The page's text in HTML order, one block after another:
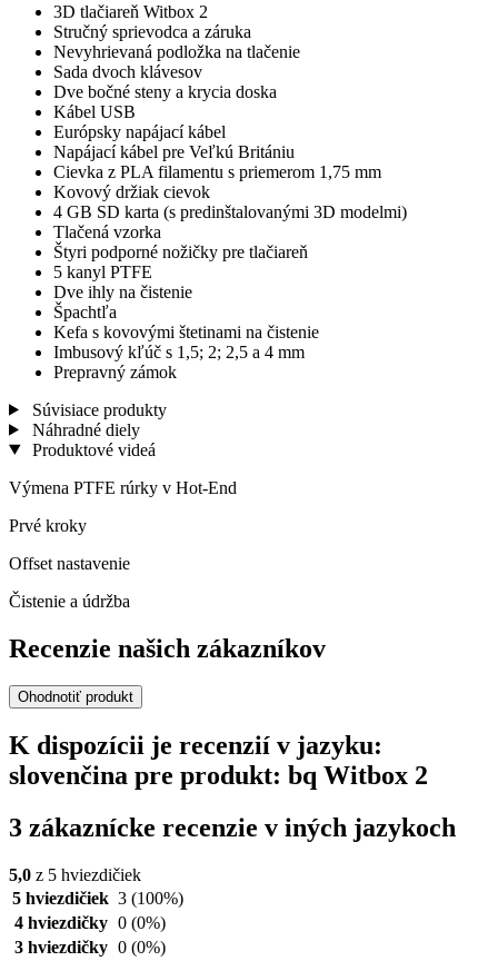
3D tlačiareň Witbox 2
Stručný sprievodca a záruka
Nevyhrievaná podložka na tlačenie
Sada dvoch klávesov
Dve bočné steny a krycia doska
Kábel USB
Európsky napájací kábel
Napájací kábel pre Veľkú Britániu
Cievka z PLA filamentu s priemerom 1,75 mm
Kovový držiak cievok
4 GB SD karta (s predinštalovanými 3D modelmi)
Tlačená vzorka
Štyri podporné nožičky pre tlačiareň
5 kanyl PTFE
Dve ihly na čistenie
Špachtľa
Kefa s kovovými štetinami na čistenie
Imbusový kľúč s 1,5; 2; 2,5 a 4 mm
Prepravný zámok
Súvisiace produkty
Náhradné diely
Produktové videá
Výmena PTFE rúrky v Hot-End
Prvé kroky
Offset nastavenie
Čistenie a údržba
Recenzie našich zákazníkov
Ohodnotiť produkt
K dispozícii je recenzií v jazyku:
slovenčina pre produkt: bq Witbox 2
3 zákaznícke recenzie v iných jazykoch
5,0 z 5 hviezdičiek
5 hviezdičiek 3 (100%)
4 hviezdičky 0 (0%)
3 hviezdičky 0 (0%)